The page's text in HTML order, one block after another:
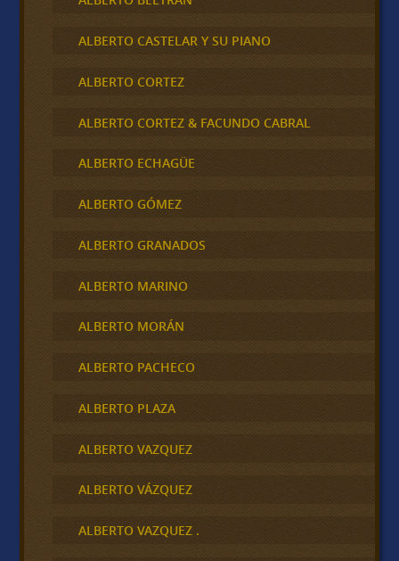
ALBERTO CASTELAR Y SU PIANO
ALBERTO CORTEZ
ALBERTO CORTEZ & FACUNDO CABRAL
ALBERTO ECHAGÜE
ALBERTO GÓMEZ
ALBERTO GRANADOS
ALBERTO MARINO
ALBERTO MORÁN
ALBERTO PACHECO
ALBERTO PLAZA
ALBERTO VAZQUEZ
ALBERTO VÁZQUEZ
ALBERTO VAZQUEZ .